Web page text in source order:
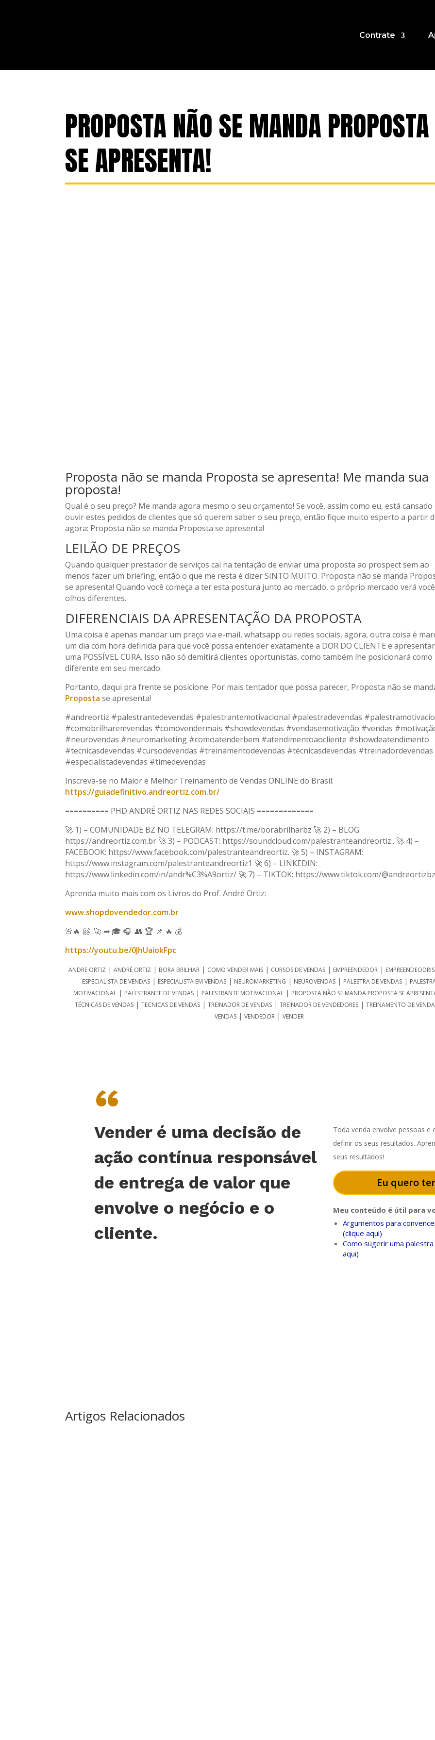
Contrate
PROPOSTA NÃO SE MANDA PROPOSTA
SE APRESENTA!
Proposta não se manda Proposta se apresenta! Me manda sua
proposta!
Qual é o seu preço? Me manda agora mesmo o seu orçamento! Se você, assim como eu, está cansado
ouvir estes pedidos de clientes que só querem saber o seu preço, então fique muito esperto a partir
agora: Proposta não se manda Proposta se apresenta!
LEILÃO DE PREÇOS
Quando qualquer prestador de serviços cai na tentação de enviar uma proposta ao prospect sem ao
menos fazer um briefing, então o que me resta é dizer SINTO MUITO. Proposta não se manda
se apresenta! Quando você começa a ter esta postura junto ao mercado, o próprio mercado verá
olhos diferentes.
DIFERENCIAIS DA APRESENTAÇÃO DA PROPOSTA
Uma coisa é apenas mandar um preço via e-mail, whatsapp ou redes sociais, agora, outra coisa é
um dia com hora definida para que você possa entender exatamente a DOR DO CLIENTE e apresentar
uma POSSÍVEL CURA. Isso não só demitirá clientes oportunistas, como também lhe posicionará como
diferente em seu mercado.
Portanto, daqui pra frente se posicione. Por mais tentador que possa parecer, Proposta não se
Proposta se apresenta!
#andreortiz #palestrantedevendas #palestrantemotivacional #palestradevendas
#comobrilharemvendas #comovendermais #showdevendas #vendasemotivação #vendas
#neurovendas #neuromarketing #comoatenderbem #atendimentoaocliente #showdeatendimento
#tecnicasdevendas #cursodevendas #treinamentodevendas #técnicasdevendas #treinadordevendas
#especialistadevendas #timedevendas
Inscreva-se no Maior e Melhor Treinamento de Vendas ONLINE do Brasil:
https://guiadefinitivo.andreortiz.com.br/
========== PHD ANDRÉ ORTIZ NAS REDES SOCIAIS =============
🚀 1) – COMUNIDADE BZ NO TELEGRAM: https://t.me/borabrilharbz 🚀 2) – BLOG:
https://andreortiz.com.br 🚀 3) – PODCAST: https://soundcloud.com/palestranteandreortiz.. 🚀 4) –
FACEBOOK: https://www.facebook.com/palestranteandreortiz. 🚀 5) – INSTAGRAM:
https://www.instagram.com/palestranteandreortiz1 🚀 6) – LINKEDIN:
https://www.linkedin.com/in/andr%C3%A9ortiz/ 🚀 7) – TIKTOK: https://www.tiktok.com/@andreortizbz
Aprenda muito mais com os Livros do Prof. André Ortiz:
www.shopdovendedor.com.br
🚨🔥 🤗 .🚀 ➡ 🎓 🎧 .👥 🏆 📌 🔥 💰
https://youtu.be/0JhUaiokFpc
ANDRE ORTIZ | ANDRÉ ORTIZ | BORA BRILHAR| COMO VENDER MAIS| CURSOS DE VENDAS| EMPREENDEDOR|
ESPECIALISTA DE VENDAS| ESPECIALISTA EM VENDAS| NEUROMARKETING | NEUROVENDAS| PALESTRA DE VENDAS|
MOTIVACIONAL | PALESTRANTE DE VENDAS | PALESTRANTE MOTIVACIONAL | PROPOSTA NÃO SE MANDA PROPOSTA SE
TÉCNICAS DE VENDAS| TECNICAS DE VENDAS| TREINADOR DE VENDAS| TREINADOR DE VENDEDORES| TREINAMENTO DE
VENDAS| VENDEDOR| VENDER
“
Vender é uma decisão de
ação contínua responsável
de entrega de valor que
envolve o negócio e o
cliente.
Toda venda envolve pessoas
definir os seus resultados.
seus resultados!
Eu quero
Meu conteúdo é útil para
Argumentos para
(clique aqui)
Como sugerir uma
aqui)
Artigos Relacionados